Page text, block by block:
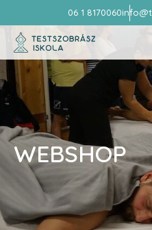
06 1 8170060
WEBSHOP